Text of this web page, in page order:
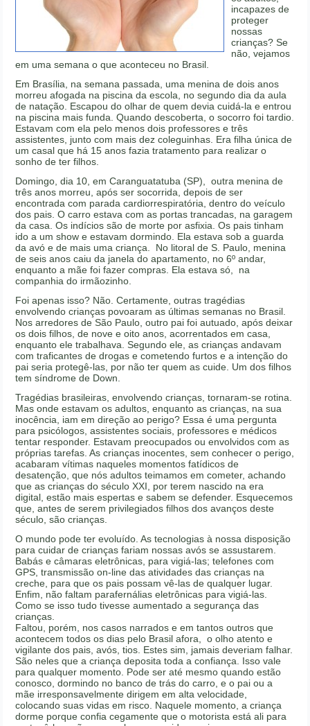
incapazes de
proteger
nossas
crianças? Se
não, vejamos
em uma semana o que aconteceu no Brasil.
Em Brasília, na semana passada, uma menina de dois anos
morreu afogada na piscina da escola, no segundo dia da aula
de natação. Escapou do olhar de quem devia cuidá-la e entrou
na piscina mais funda. Quando descoberta, o socorro foi tardio.
Estavam com ela pelo menos dois professores e três
assistentes, junto com mais dez coleguinhas. Era filha única de
um casal que há 15 anos fazia tratamento para realizar o
sonho de ter filhos.
Domingo, dia 10, em Caranguatatuba (SP), outra menina de
três anos morreu, após ser socorrida, depois de ser
encontrada com parada cardiorrespiratória, dentro do veículo
dos pais. O carro estava com as portas trancadas, na garagem
da casa. Os indícios são de morte por asfixia. Os pais tinham
ido a um show e estavam dormindo. Ela estava sob a guarda
da avó e de mais uma criança. No litoral de S. Paulo, menina
de seis anos caiu da janela do apartamento, no 6º andar,
enquanto a mãe foi fazer compras. Ela estava só, na
companhia do irmãozinho.
Foi apenas isso? Não. Certamente, outras tragédias
envolvendo crianças povoaram as últimas semanas no Brasil.
Nos arredores de São Paulo, outro pai foi autuado, após deixar
os dois filhos, de nove e oito anos, acorrentados em casa,
enquanto ele trabalhava. Segundo ele, as crianças andavam
com traficantes de drogas e cometendo furtos e a intenção do
pai seria protegê-las, por não ter quem as cuide. Um dos filhos
tem síndrome de Down.
Tragédias brasileiras, envolvendo crianças, tornaram-se rotina.
Mas onde estavam os adultos, enquanto as crianças, na sua
inocência, iam em direção ao perigo? Essa é uma pergunta
para psicólogos, assistentes sociais, professores e médicos
tentar responder. Estavam preocupados ou envolvidos com as
próprias tarefas. As crianças inocentes, sem conhecer o perigo,
acabaram vítimas naqueles momentos fatídicos de
desatenção, que nós adultos teimamos em cometer, achando
que as crianças do século XXI, por terem nascido na era
digital, estão mais espertas e sabem se defender. Esquecemos
que, antes de serem privilegiados filhos dos avanços deste
século, são crianças.
O mundo pode ter evoluído. As tecnologias à nossa disposição
para cuidar de crianças fariam nossas avós se assustarem.
Babás e câmaras eletrônicas, para vigiá-las; telefones com
GPS, transmissão on-line das atividades das crianças na
creche, para que os pais possam vê-las de qualquer lugar.
Enfim, não faltam parafernálias eletrônicas para vigiá-las.
Como se isso tudo tivesse aumentado a segurança das
crianças.
Faltou, porém, nos casos narrados e em tantos outros que
acontecem todos os dias pelo Brasil afora, o olho atento e
vigilante dos pais, avós, tios. Estes sim, jamais deveriam falhar.
São neles que a criança deposita toda a confiança. Isso vale
para qualquer momento. Pode ser até mesmo quando estão
conosco, dormindo no banco de trás do carro, e o pai ou a
mãe irresponsavelmente dirigem em alta velocidade,
colocando suas vidas em risco. Naquele momento, a criança
dorme porque confia cegamente que o motorista está ali para